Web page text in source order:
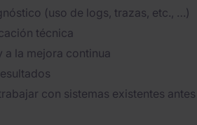
(uso de logs, trazas, etc., …)
técnica
la mejora continua
con sistemas existentes